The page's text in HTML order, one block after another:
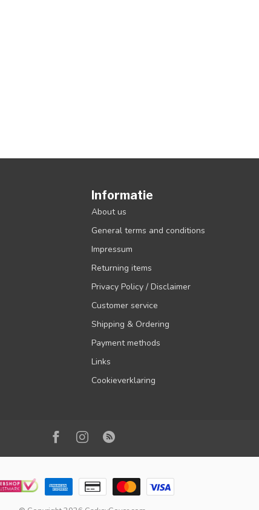
Informatie
About us
General terms and conditions
Impressum
Returning items
Privacy Policy / Disclaimer
Customer service
Shipping & Ordering
Payment methods
Links
Cookieverklaring